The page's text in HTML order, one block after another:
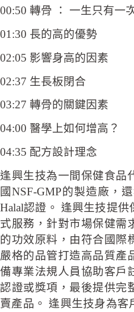
00:50 轉骨 ： 一生只有一
01:30 長的高的優勢
02:05 影響身高的因素
02:37 生長板閉合
03:27 轉骨的關鍵因素
04:00 醫學上如何增高？
04:35 配方設計理念
逢興生技為一間保健食品
國NSF-GMP的製造廠，
Halal認證。 逢興生技提
式服務，針對市場保健需
的功效原料，由符合國際
嚴格的品管打造高品質產
備專業法規人員協助客戶
認證或獎項，最後提供完
賣產品。 逢興生技身為客